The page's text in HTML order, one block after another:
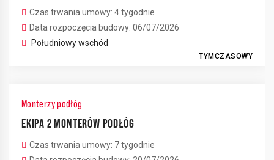
Czas trwania umowy: 4 tygodnie
Data rozpoczęcia budowy: 06/07/2026
Południowy wschód
TYMCZASOWY
Monterzy podłóg
EKIPA 2 MONTERÓW PODŁÓG
Czas trwania umowy: 7 tygodnie